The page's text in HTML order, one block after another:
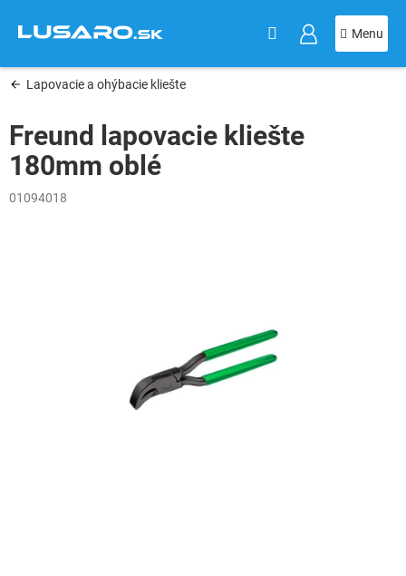
obsah
Lapovacie a ohýbacie kliešte
Freund lapovacie kliešte
180mm oblé
01094018